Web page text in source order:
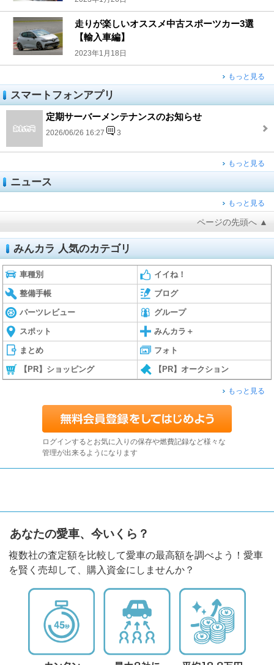
走りが楽しいオススメ中古スポーツカー3選
【輸入車編】
2023年1月18日
もっと見る
スマートフォンアプリ
定期サーバーメンテナンスのお知らせ
2026/06/26 16:27 3
もっと見る
ニュース
もっと見る
ページの先頭へ ▲
みんカラ 人気のカテゴリ
車種別 イイね！
整備手帳 ブログ
パーツレビュー グループ
スポット みんカラ＋
まとめ フォト
【PR】ショッピング 【PR】オークション
もっと見る
ログインするとお気に入りの保存や燃費記録など様々な
管理が出来るようになります
あなたの愛車、今いくら？
複数社の査定額を比較して愛車の最高額を調べよう！愛車
を賢く売却して、購入資金にしませんか？